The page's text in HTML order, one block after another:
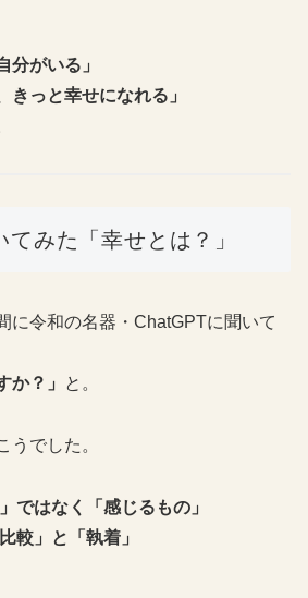
分がいる」
きっと幸せになれる」
てみた「幸せとは？」
に令和の名器・ChatGPTに聞いて
か？」
と。
うでした。
ではなく「感じるもの」
較」と「執着」